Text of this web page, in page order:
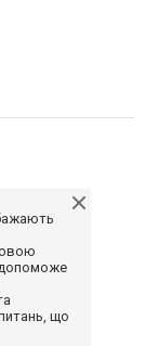
допоможе
що